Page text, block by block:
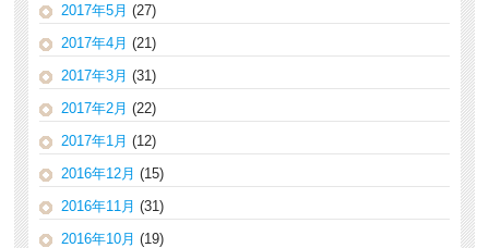
2017年5月 (27)
2017年4月 (21)
2017年3月 (31)
2017年2月 (22)
2017年1月 (12)
2016年12月 (15)
2016年11月 (31)
2016年10月 (19)